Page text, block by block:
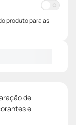
produto para as
de
e